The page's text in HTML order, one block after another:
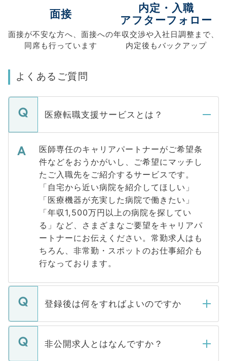
面接
面接が不安な方へ、 面接への
同席も行っています
内定・入職
アフターフォロー
年収交渉や入社日調整まで、
内定後もバックアップ
よくあるご質問
医療転職支援サービスとは？
医師専任のキャリアパートナーがご希望条
件などをおうかがいし、ご希望にマッチし
たご入職先をご紹介するサービスです。
「自宅から近い病院を紹介してほしい」
「医療機器が充実した病院で働きたい」
「年収1,500万円以上の病院を探してい
る」など、さまざまなご要望をキャリアパ
ートナーにお伝えください。常勤求人はも
ちろん、非常勤・スポットのお仕事紹介も
行なっております。
登録後は何をすればよいのですか
ご登録いただきましたら、弊社担当者がご
登録内容を確認し、その後メールもしくは
非公開求人とはなんですか？